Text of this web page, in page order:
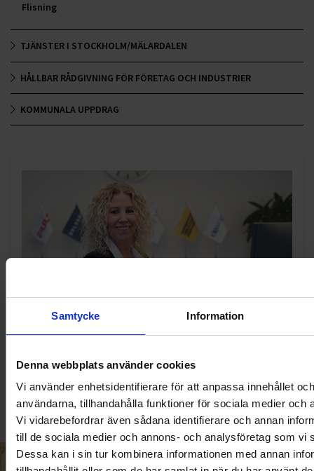
Samtycke Information
Denna webbplats använder cookies
Vi använder enhetsidentifierare för att anpassa innehållet
användarna, tillhandahålla funktioner för sociala medier och
Vi vidarebefordrar även sådana identifierare och annan
till de sociala medier och annons- och analysföretag som vi
Dessa kan i sin tur kombinera informationen med annan
Flisning
TJÄNSTER I STOCKHOLM/MÄLARDALEN
HÅLLBAR RÅDGIVNING FÖR FÖRETAG OCH INDUSTRIER
KOMMUNALA UPPDRAG
010-45 00 200​
info@ohlssons.se